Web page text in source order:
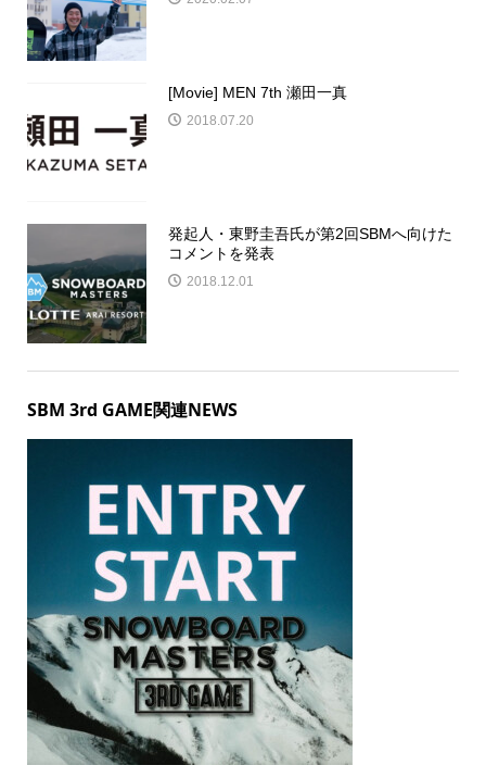
[Movie] MEN 7th 瀬田一真
2018.07.20
発起人・東野圭吾氏が第2回SBMへ向けた
コメントを発表
2018.12.01
SBM 3rd GAME関連NEWS